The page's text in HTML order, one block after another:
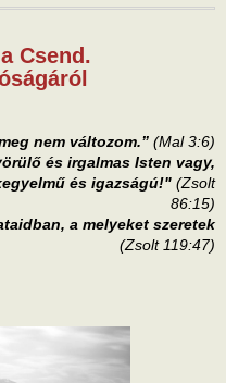
Csend.
nem változom.” (Mal 3:6)
és irgalmas Isten vagy,
és igazságú!" (Zsolt
86:15)
a melyeket szeretek
(Zsolt 119:47)